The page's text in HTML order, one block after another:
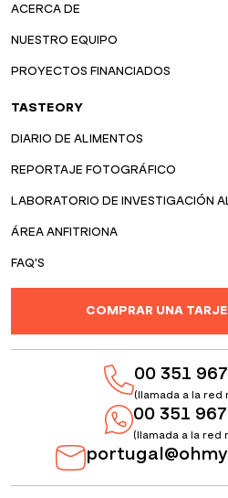
ACERCA DE
NUESTRO EQUIPO
PROYECTOS FINANCIADOS
TASTEORY
DIARIO DE ALIMENTOS
REPORTAJE FOTOGRÁFICO
LABORATORIO DE INVESTIGACIÓN
ÁREA ANFITRIONA
FAQ'S
COMPRAR UNA
00 351
(llamada a la red
00 351
(llamada a la red